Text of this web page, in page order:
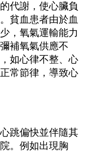
代謝，使心臟負
貧血患者由於血
，氧氣運輸能力
補氧氣供應不
如心律不整、心
常節律，導致心
跳偏快並伴隨其
。例如出現胸